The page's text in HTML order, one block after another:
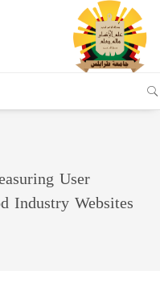
User
Industry Websites